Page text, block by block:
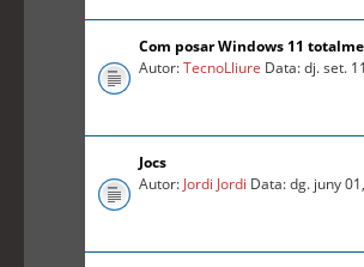
Com posar Windows 11
Autor:TecnoLliure Data: dj. set.
Jocs
Autor: Jordi Jordi Data: dg. juny